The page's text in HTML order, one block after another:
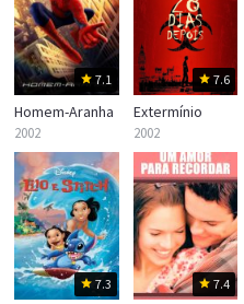
7.1
Homem-Aranha
2002
7.6
Extermínio
2002
7.3 7.4